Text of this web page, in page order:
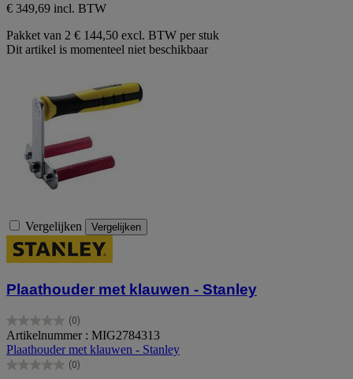
€ 349,69 incl. BTW
Pakket van 2 € 144,50 excl. BTW per stuk
Dit artikel is momenteel niet beschikbaar
Vergelijken Vergelijken
Plaathouder met klauwen - Stanley
(0)
0.0
van
de
5
Artikelnummer : MIG2784313
Plaathouder met klauwen - Stanley
(0)
0.0